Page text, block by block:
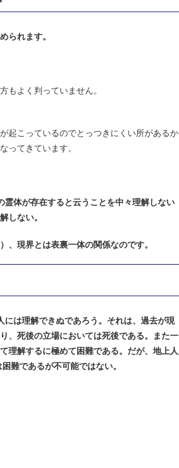
られます。
もよく判っていません。
起こっているのでとっつきにくい所があるか
ってきています。
体が存在すると云うことを中々理解しない
しない。
、現界とは表裏一体の関係なのです。
は理解できぬであろう。それは、過去が現
、死後の立場においては死後である。また一
理解するに極めて困難である。だが、地上人
難であるが不可能ではない。